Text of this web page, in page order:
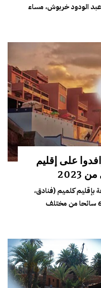
عبد الودود خربوش، مساء
توافدوا على إقليم
بإقليم كلميم (فنادق،
مآوي سياحية..)، توافد 14 ألفا و656 سائحا من مختلف